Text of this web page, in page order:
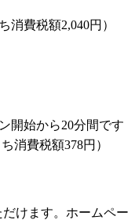
消費税額2,040円）
開始から20分間です
消費税額378円）
けます。ホームペー